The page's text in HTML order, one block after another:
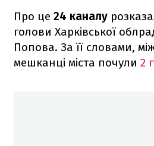
Про це 24 каналу
голови Харківської
Попова. За її словами,
мешканці міста почули 2